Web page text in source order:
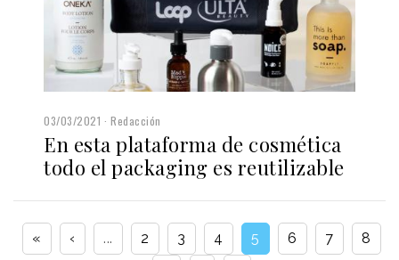
03/03/2021 Redacción
En esta plataforma de cosmética
todo el packaging es reutilizable
« ‹ ... 2 3 4 5 6 7
8